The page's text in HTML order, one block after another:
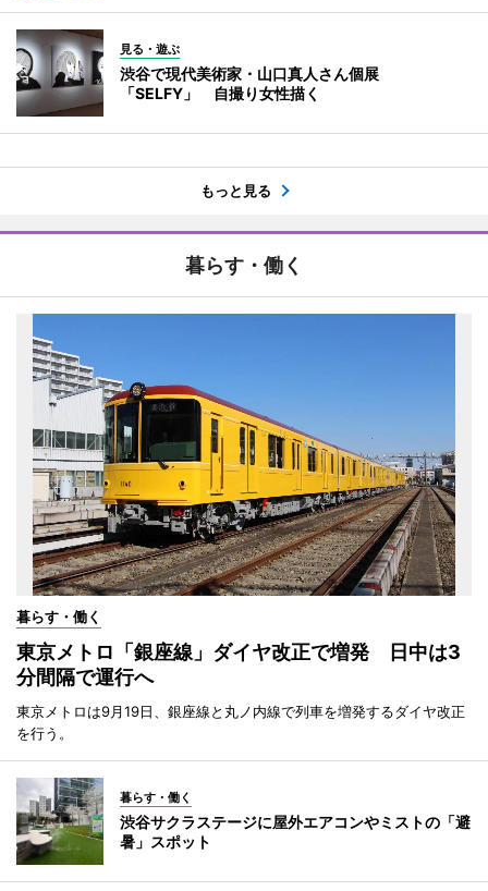
見る・遊ぶ
渋谷で現代美術家・山口真人さん個展
「SELFY」 自撮り女性描く
もっと見る
暮らす・働く
暮らす・働く
東京メトロ「銀座線」ダイヤ改正で増発 日中は3
分間隔で運行へ
東京メトロは9月19日、銀座線と丸ノ内線で列車を増発するダイヤ改正
を行う。
暮らす・働く
渋谷サクラステージに屋外エアコンやミストの「避
暑」スポット